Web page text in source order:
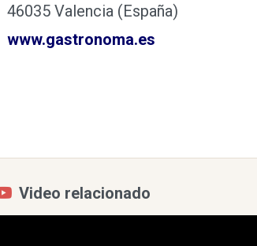
46035 Valencia (España)
www.gastronoma.es
Video relacionado